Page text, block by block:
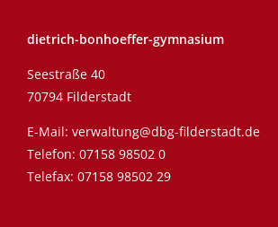
dietrich-bonhoeffer-gymnasium
Seestraße 40
70794 Filderstadt
E-Mail: verwaltung@dbg-filderstadt.de
Telefon: 07158 98502 0
Telefax: 07158 98502 29